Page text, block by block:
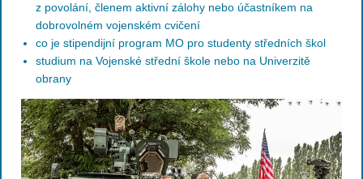
z povolání, členem aktivní zálohy nebo účastníkem na
dobrovolném vojenském cvičení
co je stipendijní program MO pro studenty středních škol
studium na Vojenské střední škole nebo na Univerzitě
obrany